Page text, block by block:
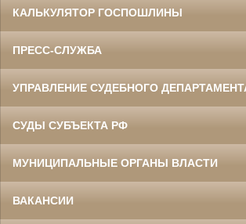
КАЛЬКУЛЯТОР ГОСПОШЛИНЫ
ПРЕСС-СЛУЖБА
УПРАВЛЕНИЕ СУДЕБНОГО
СУДЫ СУБЪЕКТА РФ
МУНИЦИПАЛЬНЫЕ ОРГАНЫ ВЛАСТИ
ВАКАНСИИ